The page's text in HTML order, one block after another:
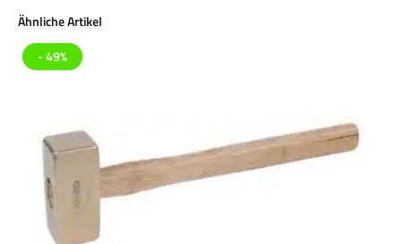
Produktgalerie überspringen
Ähnliche Artikel
- 49%